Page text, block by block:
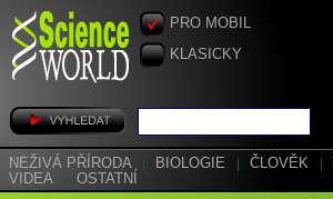
PRO MOBIL
KLASICKY
NEŽIVÁ PŘÍRODA BIOLOGIE ČLOVĚK
VIDEA
OSTATNÍ